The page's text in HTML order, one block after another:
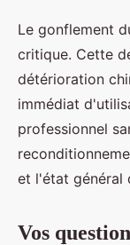
Le gonflement
critique. Cette
détérioration
immédiat
professionnel
et l'état général
Vos